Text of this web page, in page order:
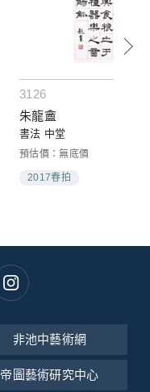
3126
朱龍盦
書法 中堂
預估價：無底價
2017春拍
非池中藝術網
帝圖藝術研究中心